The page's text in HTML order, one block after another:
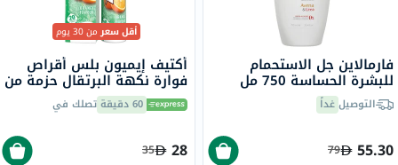
فارمالاين جل الاستحمام
للبشرة الحساسة 750 مل
التوصيلغداً
55.30
79
أقل سعرمن 30 يوم
أكتيف إيميون بلس أقراص
فوارة نكهة البرتقال حزمة من
20 60 دقيقة تصلك في
28
35